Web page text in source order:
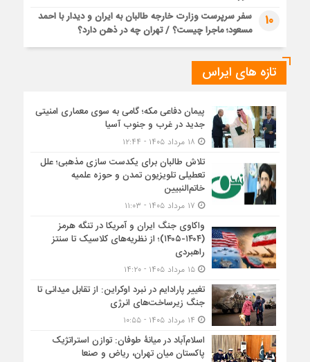
10
سفر سرپرست وزارت خارجه طالبان به ایران و دیدار با احمد
مسعود؛ ماجرا چیست؟ / تهران چه در ذهن دارد؟
تازه های ایراس
پیمان دفاعی مکه؛ گامی به سوی معماری امنیتی
جدید در غرب و جنوب آسیا
تلاش طالبان برای یکدست سازی مذهبی؛ علل
تعطیلی تلویزیون تمدن و حوزه علمیه
خاتم‌النبیین
واکاوی جنگ ایران و آمریکا در تنگه هرمز
(۱۴۰۴-۱۴۰۵)؛ از نظریه‌های کلاسیک تا سنتز
راهبردی
۱۵ مرداد ۱۴۰۵ - ۱۴:۲۰
تغییر پارادایم در نبرد اوکراین: از تقابل میدانی تا
جنگ زیرساخت‌های انرژی
اسلام‌آباد در میانۀ طوفان: توازن استراتژیک
پاکستان میان تهران، ریاض و صنعا